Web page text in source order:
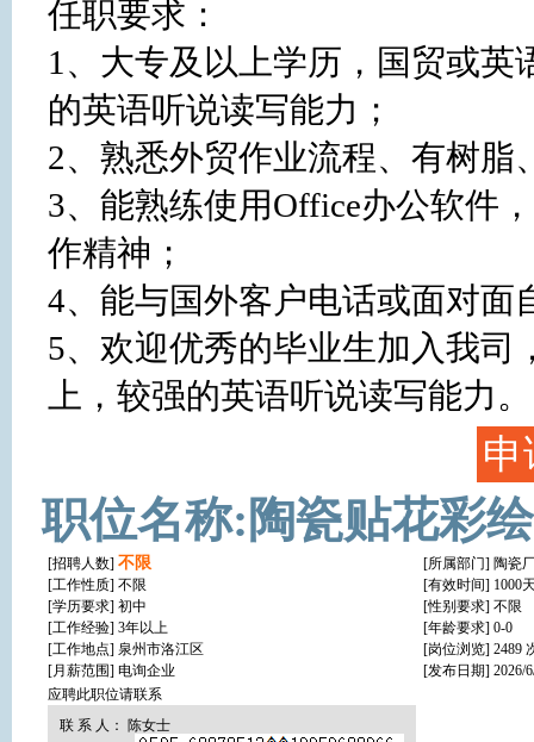
任职要求：
1、大专及以上学历，国贸或
的英语听说读写能力；
2、熟悉外贸作业流程、有树
3、能熟练使用Office办公软件
作精神；
4、能与国外客户电话或面对面
5、欢迎优秀的毕业生加入我
上，较强的英语听说读写能力。
申
职位名称:陶瓷贴花彩
[招聘人数] 不限
[工作性质] 不限
[学历要求] 初中
[工作经验] 3年以上
[工作地点] 泉州市洛江区
[月薪范围] 电询企业
[所属部门] 陶瓷
[有效时间] 1000
[性别要求] 不限
[年龄要求] 0-0
[岗位浏览] 2489
[发布日期] 2026/
应聘此职位请联系
联 系 人： 陈女士